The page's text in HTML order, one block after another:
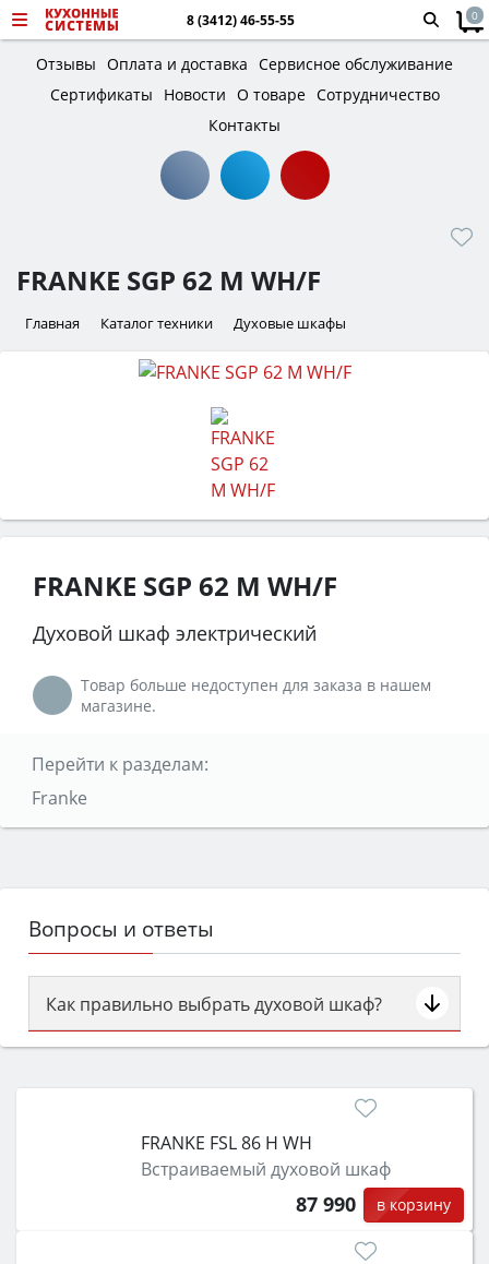
8 (3412) 46-55-55 0
Отзывы Оплата и доставка Сервисное обслуживание
Сертификаты
Новости О товаре Сотрудничество
Контакты
FRANKE SGP 62 M WH/F
Главная Каталог техники Духовые шкафы
FRANKE SGP 62 M WH/F
Духовой шкаф электрический
Товар больше недоступен для заказа в нашем
магазине.
Перейти к разделам:
Franke
Вопросы и ответы
Как правильно выбрать духовой шкаф?
Сначала определитесь с типом (газовый или
затем смотрите на объём 50–70 л для семьи,
функции (конвекция, гриль, самоочистка,
защита от детей).
FRANKE FSL 86 H WH
Встраиваемый духовой шкаф
87 990 в корзину